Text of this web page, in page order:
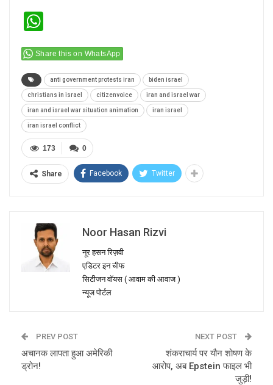
Share this on WhatsApp
anti government protests iran biden israel
christians in israel citizenvoice iran and israel war
iran and israel war situation animation iran israel
iran israel conflict
0
173
Share Facebook Twitter
Noor Hasan Rizvi
नूर हसन रिज़वी
एडिटर इन चीफ
सिटीजन वॉयस ( आवाम की आवाज )
न्यूज पोर्टल
PREV POST
अचानक लापता हुआ अमेरिकी
ड्रोन!
NEXT POST
शंकराचार्य पर यौन शोषण के
आरोप, अब Epstein फाइल भी
जुड़ी!